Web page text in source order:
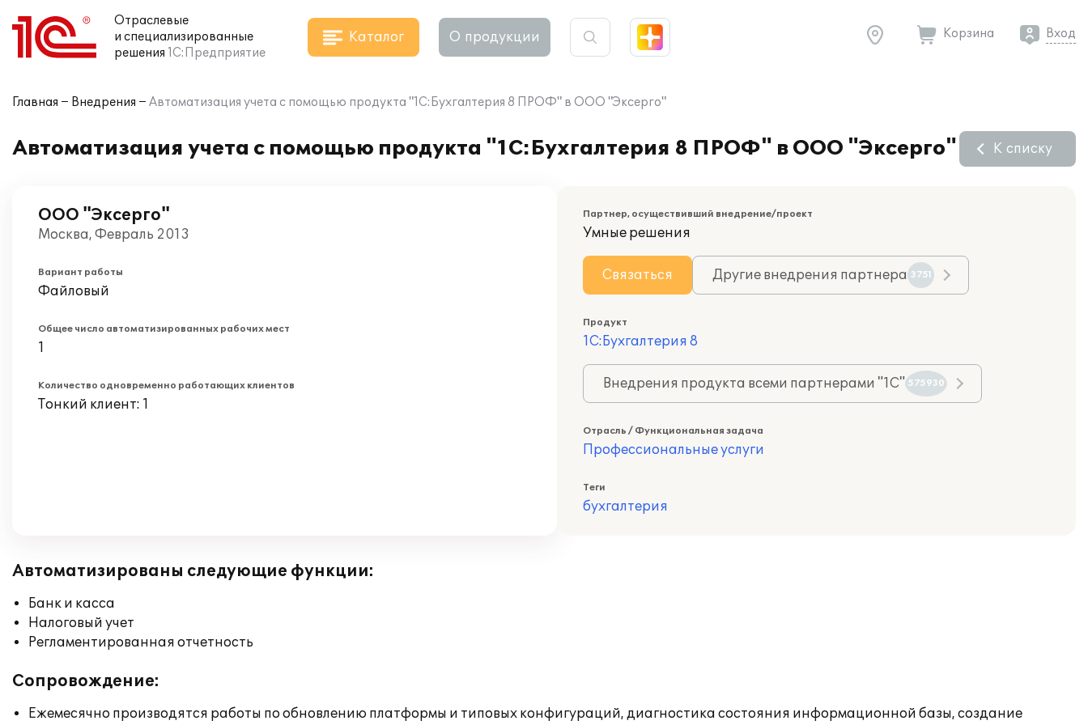
Отраслевые
и специализированные
решения 1С:Предприятие
Каталог О продукции Корзина Вход
Главная Внедрения Автоматизация учета с помощью продукта "1С:Бухгалтерия 8 ПРОФ" в ООО "Эксерго"
Автоматизация учета с помощью продукта "1С:Бухгалтерия 8 ПРОФ" в ООО "Эксерго" К списку
ООО "Эксерго"
Москва, Февраль 2013
Вариант работы
Файловый
Общее число автоматизированных рабочих мест
1
Количество одновременно работающих клиентов
Тонкий клиент: 1
Партнер, осуществивший внедрение/проект
Умные решения
Связаться Другие внедрения партнера 3751
Продукт
1С:Бухгалтерия 8
Внедрения продукта всеми партнерами "1С" 575930
Отрасль / Функциональная задача
Профессиональные услуги
Теги
бухгалтерия
Автоматизированы следующие функции:
Банк и касса
Налоговый учет
Регламентированная отчетность
Сопровождение:
Ежемесячно производятся работы по обновлению платформы и типовых конфигураций, диагностика состояния информационной базы, создание